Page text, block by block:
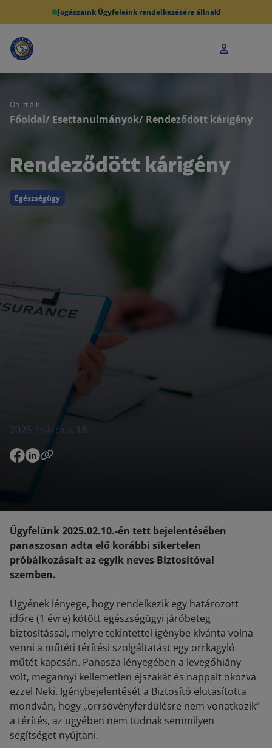
Jogászaink Ügyfeleink rendelkezésére állnak!
Ön itt áll:
Főoldal/ Esettanulmányok/ Rendeződött kárigény
Rendeződött kárigény
Egészségügy
2025. március 18.
Ügyfelünk 2025.02.10.-én tett bejelentésében
panaszosan adta elő korábbi sikertelen
próbálkozásait az egyik neves Biztosítóval
szemben.
Ügyének lényege, hogy rendelkezik egy határozott
időre (1 évre) kötött egészségügyi járóbeteg
biztosítással, melyre tekintettel igénybe kívánta volna
venni a műtéti térítési szolgáltatást egy orrkagyló
műtét kapcsán. Panasza lényegében a levegőhiány
volt, megannyi kellemetlen éjszakát és nappalt okozva
ezzel Neki. Igénybejelentését a Biztosító elutasította
mondván, hogy „orrsövényferdülésre nem vonatkozik”
a térítés, az ügyében nem tudnak semmilyen
segítséget nyújtani.